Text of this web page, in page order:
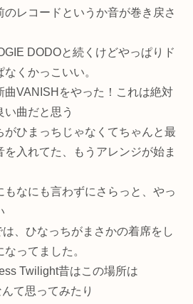
のレコードというか音が巻き戻さ
DODOと続くけどやっぱりド
くかっこいい。
曲VANISHをやった！これは絶対
い曲だと思う
がひまっちじゃなくてちゃんと最
入れてた、もうアレンジが始ま
もなにも言わずにさらっと、やっ
、ひなっちがまさかの着席をし
ってました。
Twilight昔はこの場所は
て思ってみたり